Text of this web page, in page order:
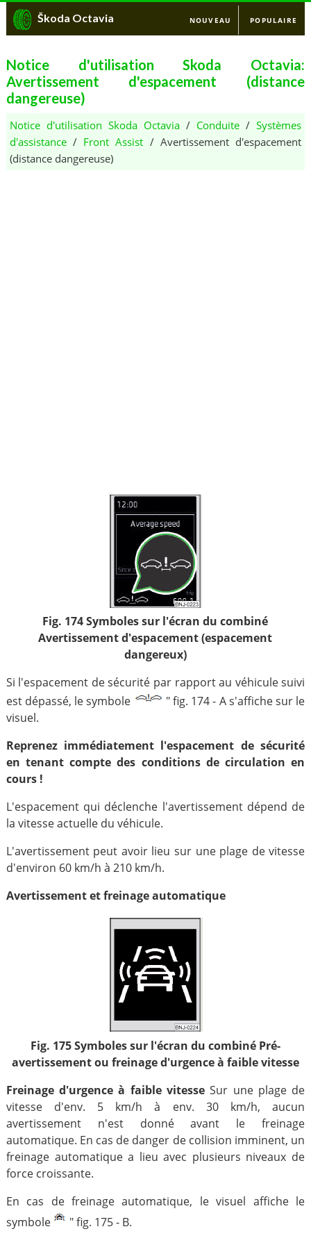
Škoda Octavia NOUVEAU POPULAIRE
Notice d'utilisation Skoda Octavia:
Avertissement d'espacement (distance
dangereuse)
Notice d'utilisation Skoda Octavia / Conduite /Systèmes
d'assistance/ Front Assist / Avertissement d'espacement
(distance dangereuse)
Fig. 174 Symboles sur l'écran du combiné
Avertissement d'espacement (espacement
dangereux)
Si l'espacement de sécurité par rapport au véhicule suivi
est dépassé, le symbole
" fig. 174 - A s'affiche sur le
visuel.
Reprenez immédiatement l'espacement de sécurité
en tenant compte des conditions de circulation en
cours !
L'espacement qui déclenche l'avertissement dépend de
la vitesse actuelle du véhicule.
L'avertissement peut avoir lieu sur une plage de vitesse
d'environ 60 km/h à 210 km/h.
Avertissement et freinage automatique
Fig. 175 Symboles sur l'écran du combiné Pré-
avertissement ou freinage d'urgence à faible vitesse
Freinage d'urgence à faible vitesseSur une plage de
vitesse d'env. 5 km/h à env. 30 km/h, aucun
avertissement n'est donné avant le freinage
automatique. En cas de danger de collision imminent, un
freinage automatique a lieu avec plusieurs niveaux de
force croissante.
En cas de freinage automatique, le visuel affiche le
symbole
" fig. 175 - B.